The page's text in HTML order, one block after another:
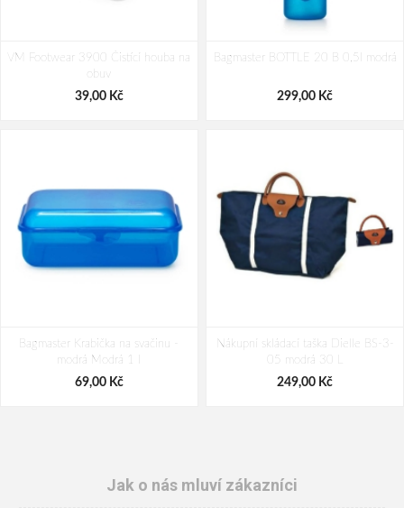
Fighter AM-152-25 hnědá
1 499,00 Kč
AM-102-25 hnědá
VM Footwear 3900 Čistící houba na
obuv
39,00 Kč
Bagmaster BOTTLE 20 B 0,5l modrá
299,00 Kč
Bagmaster Krabička na svačinu -
modrá Modrá 1 l
69,00 Kč
Nákupní skládací taška Dielle BS-3-
05 modrá 30 L
249,00 Kč
Jak o nás mluví zákazníci